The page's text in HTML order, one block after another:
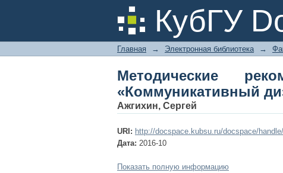
КубГУ
Методические
Главная → Электронная библиотека →
Методические
«Коммуникативный
Ажгихин, Сергей
URI: http://docspace.kubsu.ru/docspace/
Дата: 2016-10
Показать полную информацию